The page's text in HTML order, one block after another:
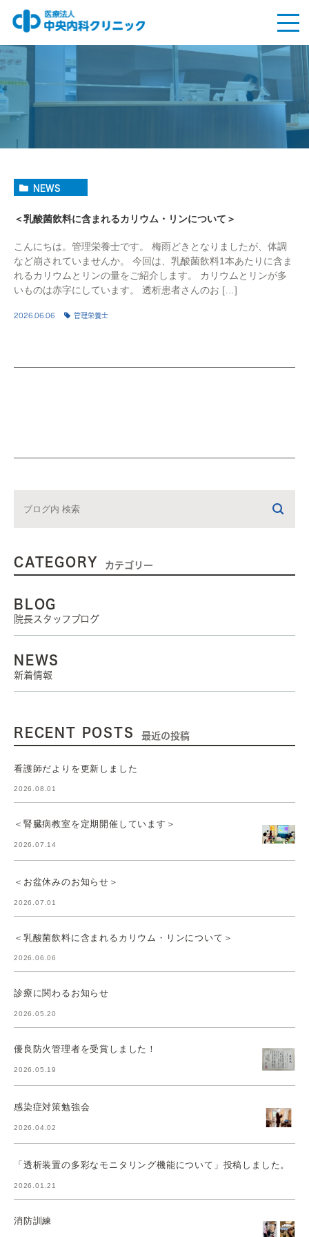
NEWS
＜乳酸菌飲料に含まれるカリウム・リンについて＞
こんにちは。管理栄養士です。 梅雨どきとなりましたが、体調
など崩されていませんか。 今回は、乳酸菌飲料1本あたりに含ま
れるカリウムとリンの量をご紹介します。 カリウムとリンが多
いものは赤字にしています。 透析患者さんのお […]
2026.06.06 管理栄養士
CATEGORY カテゴリー
BLOG
院長スタッフブログ
NEWS
新着情報
RECENT POSTS 最近の投稿
看護師だよりを更新しました
2026.08.01
＜腎臓病教室を定期開催しています＞
2026.07.14
＜お盆休みのお知らせ＞
2026.07.01
＜乳酸菌飲料に含まれるカリウム・リンについて＞
2026.06.06
診療に関わるお知らせ
2026.05.20
優良防火管理者を受賞しました！
2026.05.19
感染症対策勉強会
2026.04.02
「透析装置の多彩なモニタリング機能について」投稿しました。
2026.01.21
消防訓練